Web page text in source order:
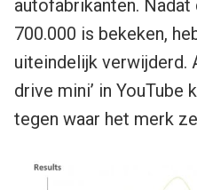
autofabrikanten.
700.000 is bekeken,
uiteindelijk verwijderd.
drive mini’ in YouTube
tegen waar het merk